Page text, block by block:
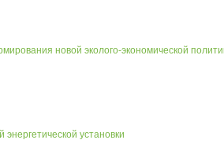
новой эколого-экономической
установки